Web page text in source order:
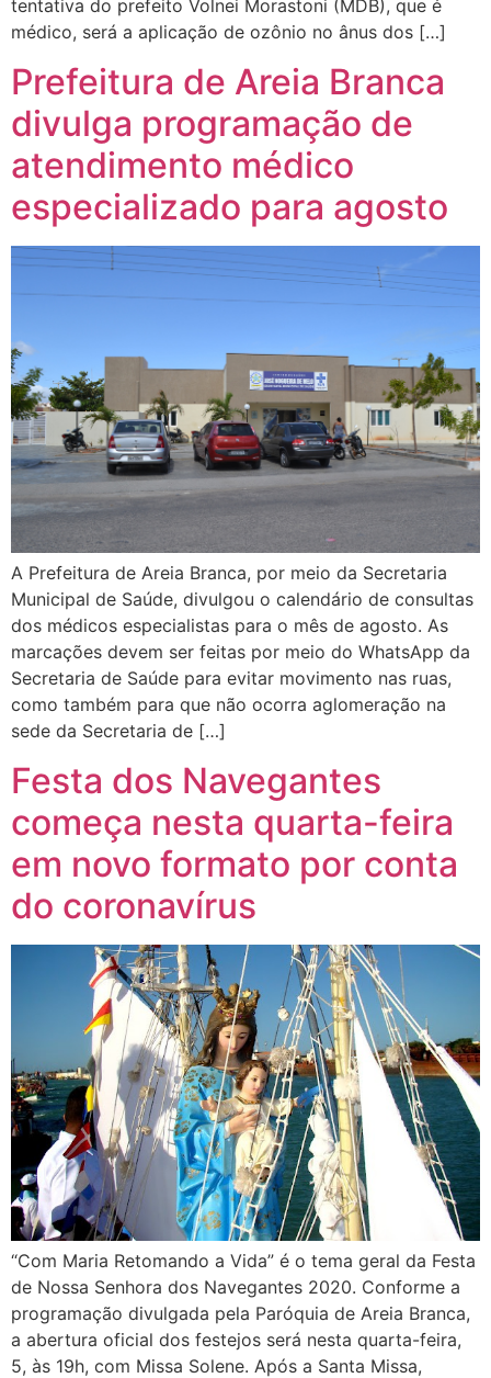
tentativa do prefeito Volnei Morastoni (MDB), que é
médico, será a aplicação de ozônio no ânus dos […]
Prefeitura de Areia Branca
divulga programação de
atendimento médico
especializado para agosto
A Prefeitura de Areia Branca, por meio da Secretaria
Municipal de Saúde, divulgou o calendário de consultas
dos médicos especialistas para o mês de agosto. As
marcações devem ser feitas por meio do WhatsApp da
Secretaria de Saúde para evitar movimento nas ruas,
como também para que não ocorra aglomeração na
sede da Secretaria de […]
Festa dos Navegantes
começa nesta quarta-feira
em novo formato por conta
do coronavírus
“Com Maria Retomando a Vida” é o tema geral da Festa
de Nossa Senhora dos Navegantes 2020. Conforme a
programação divulgada pela Paróquia de Areia Branca,
a abertura oficial dos festejos será nesta quarta-feira,
5, às 19h, com Missa Solene. Após a Santa Missa,